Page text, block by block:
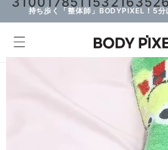
持ち歩く「整体師」BODYPIXEL！5分